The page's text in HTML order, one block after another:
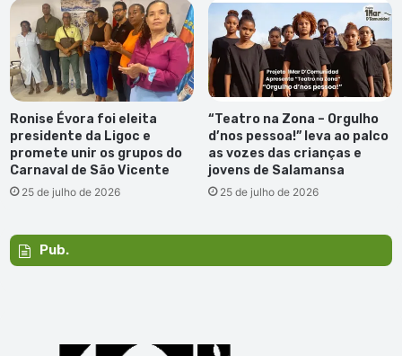
Ronise Évora foi eleita
presidente da Ligoc e
promete unir os grupos do
Carnaval de São Vicente
25 de julho de 2026
“Teatro na Zona – Orgulho
d’nos pessoa!” leva ao palco
as vozes das crianças e
jovens de Salamansa
25 de julho de 2026
Pub.